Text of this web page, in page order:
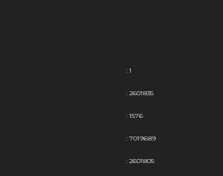
: 1
: 2601835
: 1576
: 7019689
: 2601805